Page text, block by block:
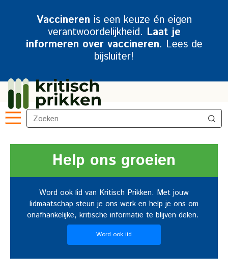
Vaccineren is een keuze én eigen
verantwoordelijkheid. Laat je
informeren over vaccineren. Lees de
bijsluiter!
Help ons groeien
Word ook lid van Kritisch Prikken. Met jouw
lidmaatschap steun je ons werk en help je ons om
onafhankelijke, kritische informatie te blijven delen.
Word ook lid